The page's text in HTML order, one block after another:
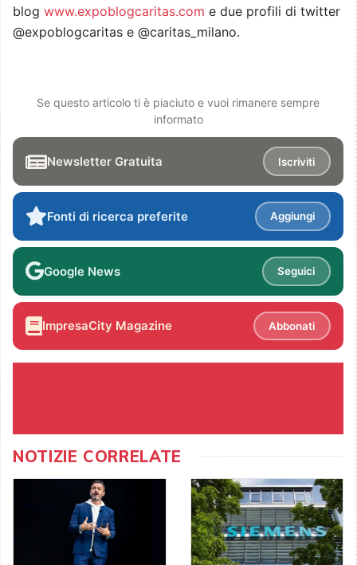
blog www.expoblogcaritas.com e due profili di twitter
@expoblogcaritas e @caritas_milano.
Se questo articolo ti è piaciuto e vuoi rimanere sempre
informato
Newsletter Gratuita Iscriviti
Fonti di ricerca preferite Aggiungi
Google News Seguici
ImpresaCity Magazine Abbonati
NOTIZIE CORRELATE